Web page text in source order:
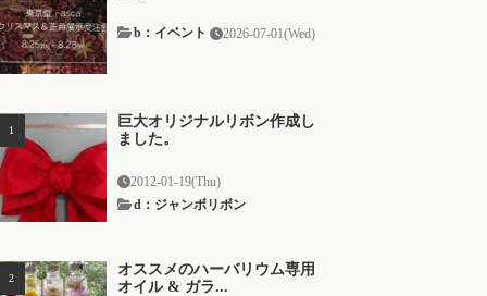
b：イベント 2026-07-01(Wed)
巨大オリジナルリボン作成し
ました。
2012-01-19(Thu)
d：ジャンボリボン
オススメのハーバリウム専用
オイル & ガラ...